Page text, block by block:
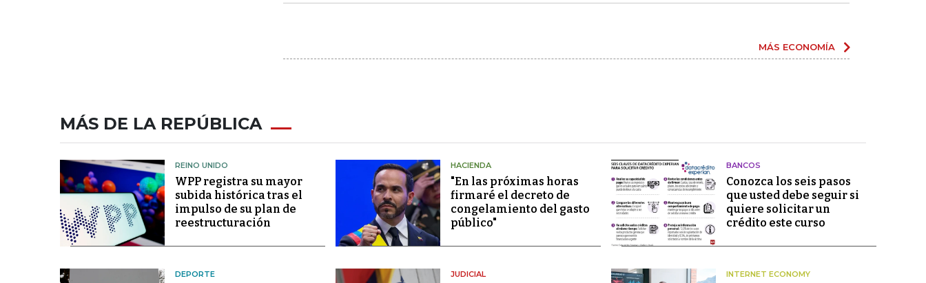
MÁS ECONOMÍA
MÁS DE LA REPÚBLICA
REINO UNIDO
WPP registra su mayor
subida histórica tras el
impulso de su plan de
reestructuración
HACIENDA
"En las próximas horas
firmaré el decreto de
congelamiento del gasto
público"
BANCOS
Conozca los seis pasos
que usted debe seguir si
quiere solicitar un
crédito este curso
DEPORTE JUDICIAL INTERNET ECONOMY